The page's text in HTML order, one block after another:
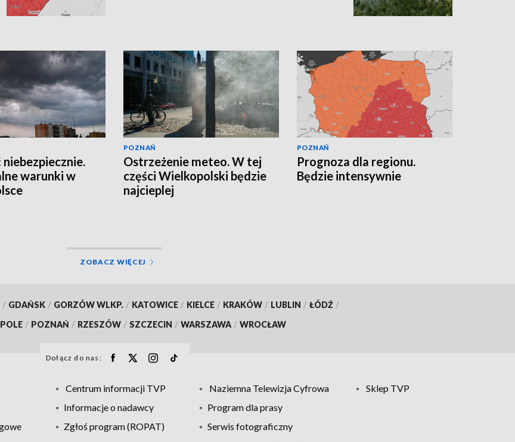
niebezpiecznie.
warunki w
POZNAŃ
Ostrzeżenie meteo. W tej
części Wielkopolski będzie
najcieplej
POZNAŃ
Prognoza dla regionu.
Będzie intensywnie
ZOBACZ WIĘCEJ
/ GDAŃSK / GORZÓW WLKP. / KATOWICE / KIELCE / KRAKÓW / LUBLIN / ŁÓDŹ /
/ POZNAŃ / RZESZÓW / SZCZECIN / WARSZAWA / WROCŁAW
Dołącz do nas:
Centrum informacji TVP Naziemna Telewizja Cyfrowa
Sklep TVP
Informacje o nadawcy
Program dla prasy
Zgłoś program (ROPAT)
Serwis fotograficzny